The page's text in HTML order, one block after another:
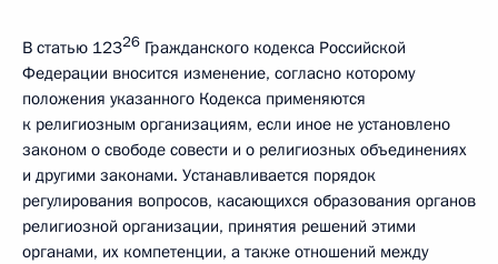
В статью 12326 Гражданского кодекса Российской
Федерации вносится изменение, согласно которому
положения указанного Кодекса применяются
к религиозным организациям, если иное не установлено
законом о свободе совести и о религиозных объединениях
и другими законами. Устанавливается порядок
регулирования вопросов, касающихся образования органов
религиозной организации, принятия решений этими
органами, их компетенции, а также отношений между